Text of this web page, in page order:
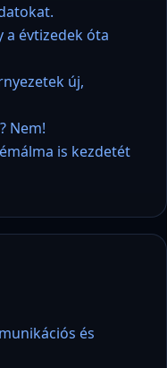
a évtizedek óta
új,
Nem!
is kezdetét
és